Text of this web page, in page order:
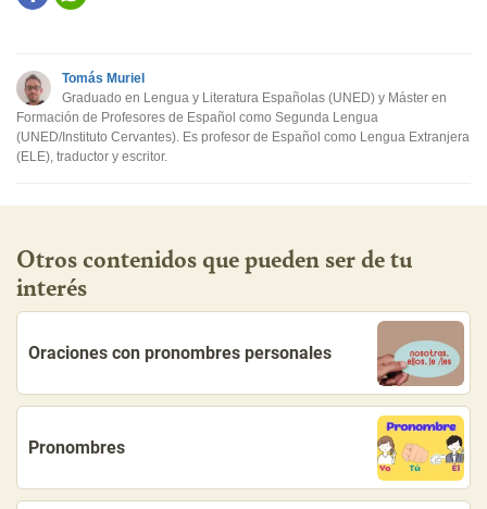
Este contenido contiene información incorrecta
Otro
Tomás Muriel
Graduado en Lengua y Literatura Españolas (UNED) y Máster en
Formación de Profesores de Español como Segunda Lengua
(UNED/Instituto Cervantes). Es profesor de Español como Lengua Extranjera
(ELE), traductor y escritor.
Otros contenidos que pueden ser de tu
interés
Oraciones con pronombres personales
Pronombres